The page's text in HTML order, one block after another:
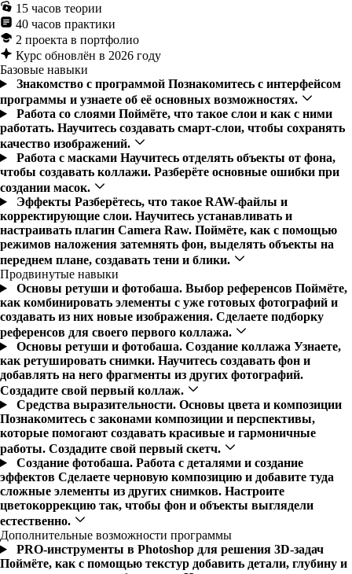
15 часов теории
40 часов практики
2 проекта в портфолио
Курс обновлён в 2026 году
Базовые навыки
Знакомство с программой Познакомитесь с интерфейсом
программы и узнаете об её основных возможностях.
Работа со слоями Поймёте, что такое слои и как с ними
работать. Научитесь создавать смарт-слои, чтобы сохранять
качество изображений.
Работа с масками Научитесь отделять объекты от фона,
чтобы создавать коллажи. Разберёте основные ошибки при
создании масок.
Эффекты Разберётесь, что такое RAW-файлы и
корректирующие слои. Научитесь устанавливать и
настраивать плагин Camera Raw. Поймёте, как с помощью
режимов наложения затемнять фон, выделять объекты на
переднем плане, создавать тени и блики.
Продвинутые навыки
Основы ретуши и фотобаша. Выбор референсов Поймёте,
как комбинировать элементы с уже готовых фотографий и
создавать из них новые изображения. Сделаете подборку
референсов для своего первого коллажа.
Основы ретуши и фотобаша. Создание коллажа Узнаете,
как ретушировать снимки. Научитесь создавать фон и
добавлять на него фрагменты из других фотографий.
Создадите свой первый коллаж.
Средства выразительности. Основы цвета и композиции
Познакомитесь с законами композиции и перспективы,
которые помогают создавать красивые и гармоничные
работы. Создадите свой первый скетч.
Создание фотобаша. Работа с деталями и создание
эффектов Сделаете черновую композицию и добавите туда
сложные элементы из других снимков. Настроите
цветокоррекцию так, чтобы фон и объекты выглядели
естественно.
Дополнительные возможности программы
PRO-инструменты в Photoshop для решения 3D-задач
Поймёте, как с помощью текстур добавить детали, глубину и